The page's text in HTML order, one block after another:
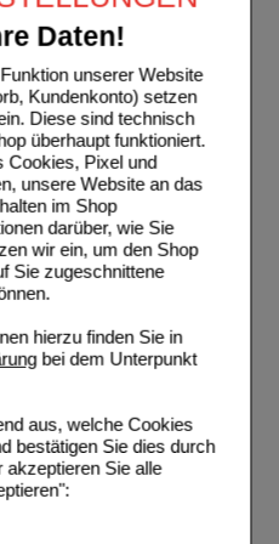
Daten!
unserer Website
Kundenkonto) setzen
Diese sind technisch
überhaupt funktioniert.
Cookies, Pixel und
unsere Website an das
im Shop
darüber, wie Sie
wir ein, um den Shop
Sie zugeschnittene
hierzu finden Sie in
bei dem Unterpunkt
aus, welche Cookies
bestätigen Sie dies durch
akzeptieren Sie alle